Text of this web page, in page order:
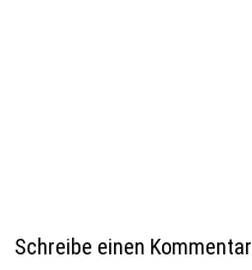
Schreibe einen Kommentar